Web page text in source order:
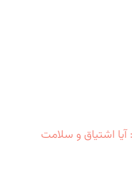
اشتیاق و سلامت